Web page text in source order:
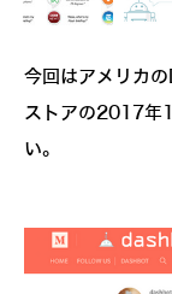
今回はアメリカ
ストアの2017年
い。